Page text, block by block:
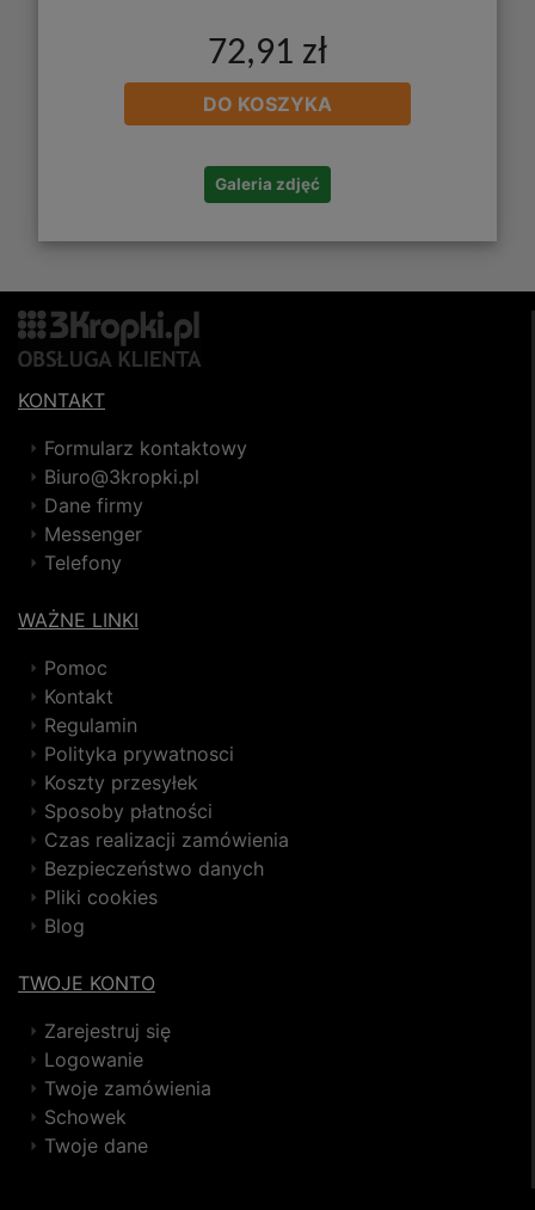
72,91 zł
DO KOSZYKA
Galeria zdjęć
KONTAKT
Formularz kontaktowy
Biuro@3kropki.pl
Dane firmy
Messenger
Telefony
WAŻNE LINKI
Pomoc
Kontakt
Regulamin
Polityka prywatnosci
Koszty przesyłek
Sposoby płatności
Czas realizacji zamówienia
Bezpieczeństwo danych
Pliki cookies
Blog
TWOJE KONTO
Zarejestruj się
Logowanie
Twoje zamówienia
Schowek
Twoje dane